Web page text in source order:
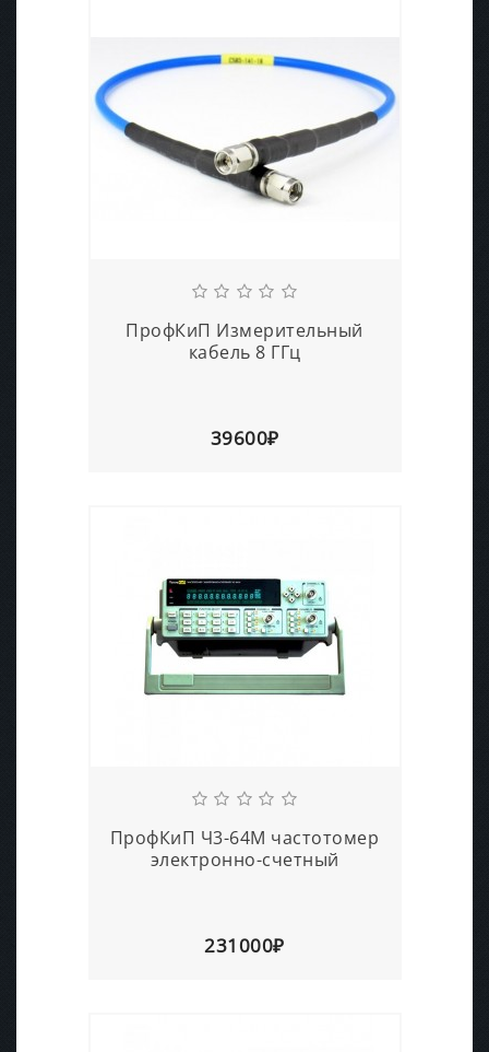
ПрофКиП Измерительный
кабель 8 ГГц
39600₽
ПрофКиП Ч3-64М частотомер
электронно-счетный
231000₽